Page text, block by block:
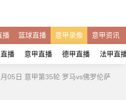
播 篮球直播 意甲录像 意甲资讯
播 意甲直播 德甲直播 法甲直
05日 意甲第35轮 罗马vs佛罗伦萨